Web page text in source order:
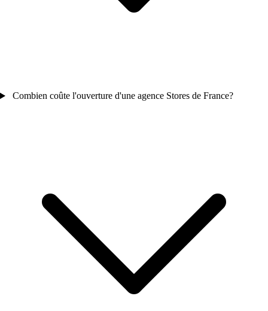
Combien coûte l'ouverture d'une agence Stores de France?